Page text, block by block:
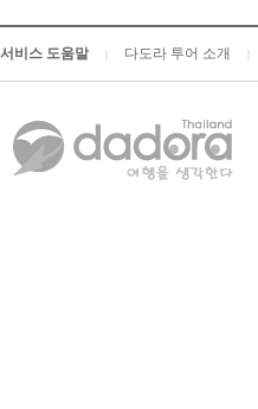
서비스 도움말 다도라 투어 소개